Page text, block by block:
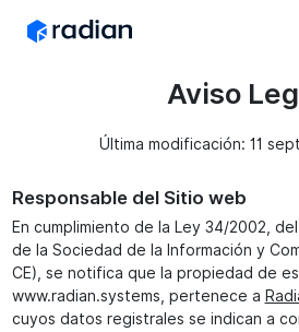
Aviso
Última modificación: 11
Responsable del Sitio web
En cumplimiento de la Ley 34/2002,
de la Sociedad de la Información y
CE), se notifica que la propiedad de
www.radian.systems, pertenece a
cuyos datos registrales se indican a